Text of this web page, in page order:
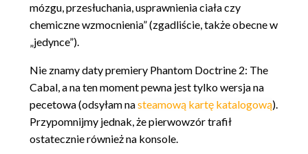
mózgu, przesłuchania, usprawnienia ciała czy
chemiczne wzmocnienia” (zgadliście, także obecne w
„jedynce”).
Nie znamy daty premiery Phantom Doctrine 2: The
Cabal, a na ten moment pewna jest tylko wersja na
pecetowa (odsyłam nasteamową kartę katalogową).
Przypomnijmy jednak, że pierwowzór trafił
ostatecznie również na konsole.